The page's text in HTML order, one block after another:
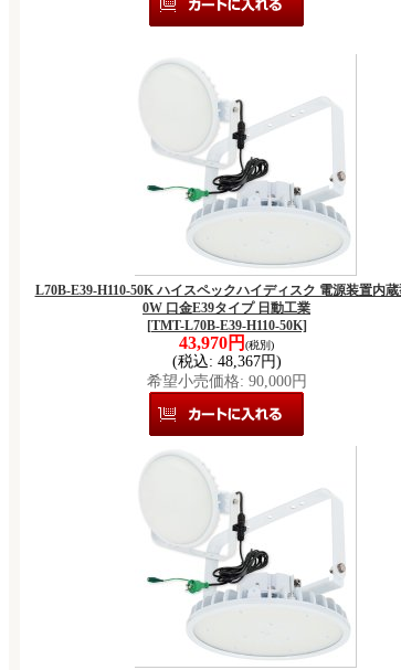
L70B-E39-H110-50K ハイスペックハイディスク 電源装置内蔵
0W 口金E39タイプ 日動工業
[TMT-L70B-E39-H110-50K]
43,970円 (税別)
(税込: 48,367円)
希望小売価格: 90,000円